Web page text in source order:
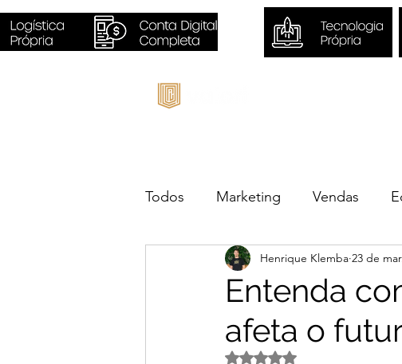
Todos Marketing Vendas
Sustentabilidade Negócios
Entenda
afeta o
Henrique Klemba 23 de
Avaliado com NaN de 5